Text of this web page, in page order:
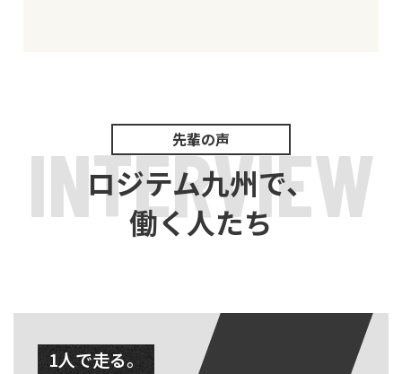
INTERVIEW
先輩の声
ロジテム九州で、
働く人たち
1人で走る。